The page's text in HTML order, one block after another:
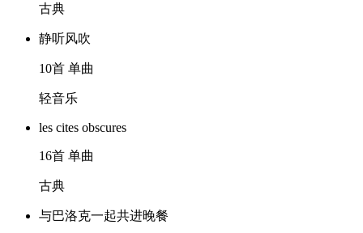
古典
静听风吹
10首 单曲
轻音乐
les cites obscures
16首 单曲
古典
与巴洛克一起共进晚餐